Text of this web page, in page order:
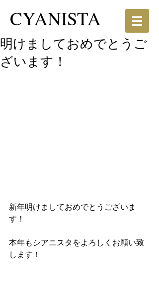
CYANISTA
明けましておめでとうご
ざいます！
新年明けましておめでとうございま
す！
本年もシアニスタをよろしくお願い致
します！